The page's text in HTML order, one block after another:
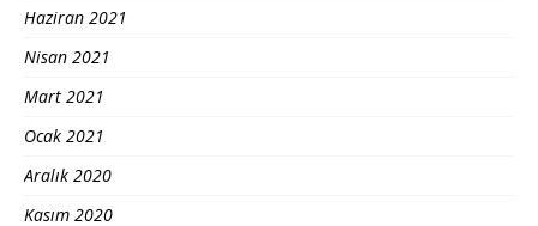
Haziran 2021
Nisan 2021
Mart 2021
Ocak 2021
Aralık 2020
Kasım 2020